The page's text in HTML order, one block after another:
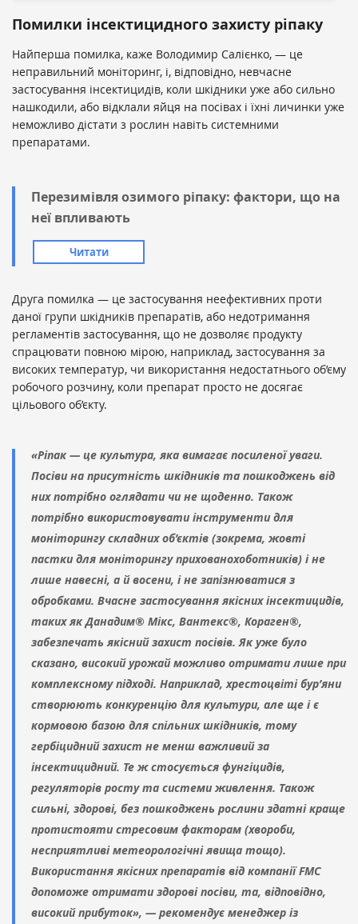
Помилки інсектицидного захисту ріпаку
Найперша помилка, каже Володимир Салієнко, — це
неправильний моніторинг, і, відповідно, невчасне
застосування інсектицидів, коли шкідники уже або сильно
нашкодили, або відклали яйця на посівах і їхні личинки уже
неможливо дістати з рослин навіть системними
препаратами.
Перезимівля озимого ріпаку: фактори, що на
неї впливають
Читати
Друга помилка — це застосування неефективних проти
даної групи шкідників препаратів, або недотримання
регламентів застосування, що не дозволяє продукту
спрацювати повною мірою, наприклад, застосування за
високих температур, чи використання недостатнього об’єму
робочого розчину, коли препарат просто не досягає
цільового об’єкту.
«Ріпак — це культура, яка вимагає посиленої уваги.
Посіви на присутність шкідників та пошкоджень від
них потрібно оглядати чи не щоденно. Також
потрібно використовувати інструменти для
моніторингу складних об’єктів (зокрема, жовті
пастки для моніторингу прихованохоботників) і не
лише навесні, а й восени, і не запізнюватися з
обробками. Вчасне застосування якісних інсектицидів,
таких як Данадим® Мікс, Вантекс®, Кораген®,
забезпечать якісний захист посівів. Як уже було
сказано, високий урожай можливо отримати лише при
комплексному підході. Наприклад, хрестоцвіті бур’яни
створюють конкуренцію для культури, але ще і є
кормовою базою для спільних шкідників, тому
гербіцидний захист не менш важливий за
інсектицидний. Те ж стосується фунгіцидів,
регуляторів росту та системи живлення. Також
сильні, здорові, без пошкоджень рослини здатні краще
протистояти стресовим факторам (хвороби,
несприятливі метеорологічні явища тощо).
Використання якісних препаратів від компанії FMC
допоможе отримати здорові посіви, та, відповідно,
високий прибуток», — рекомендує менеджер із